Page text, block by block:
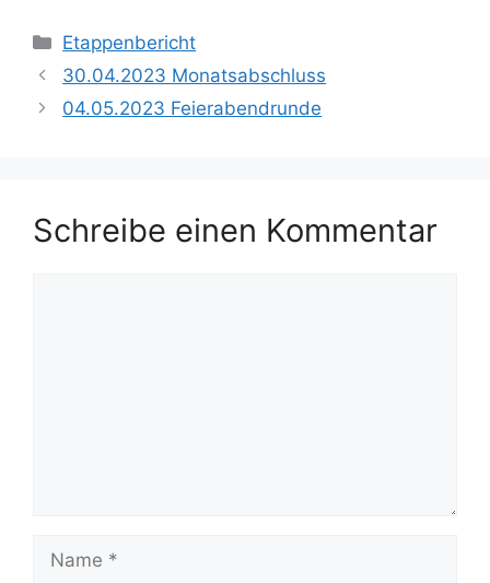
Kategorien
Etappenbericht
30.04.2023 Monatsabschluss
04.05.2023 Feierabendrunde
Schreibe einen Kommentar